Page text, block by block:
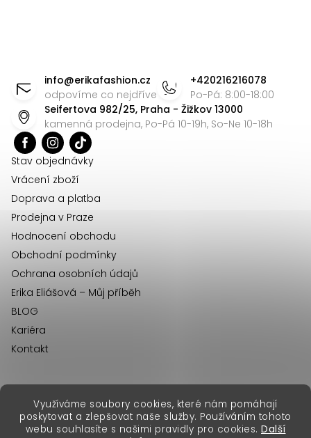
Využíváme soubory cookies, které nám pomáhají
poskytovat a zlepšovat naše služby. Používáním tohoto
webu souhlasíte s našimi pravidly pro cookies. Další
info@erikafashion.cz
odpovíme co nejdříve
+420216216078
Po-Pá: 8:00-18:00
Seifertova 982/25, Praha - Žižkov 13000
kamenná prodejna, Po-Pá 10-19h, So-Ne 10-18h
Stav objednávky
Vrácení zboží
Doprava a platba
Prodejna v Praze
Hodnocení obchodu
Obchodní podmínky
Ochrana osobních údajů
Erika Eliášová – Můj příběh
BLOG
Kariéra
Kontakt
Copyright 2026Erika Fashion. Všechna práva vyhrazena.
erikafashion.sk